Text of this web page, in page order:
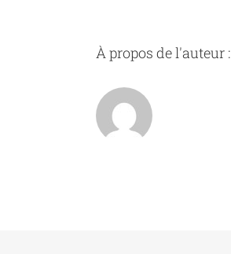
À propos de l'auteur :